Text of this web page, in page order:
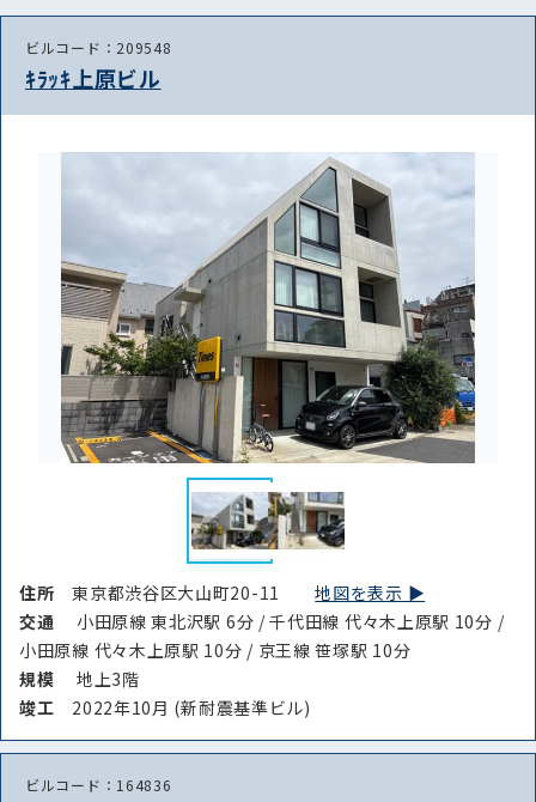
ビルコード：209548
ｷﾗｯｷ上原ビル
住所東京都渋谷区大山町20-11地図を表示 ▶︎
交通
小田原線 東北沢駅 6分 / 千代田線 代々木上原駅 10分 /
小田原線 代々木上原駅 10分 / 京王線 笹塚駅 10分
規模
地上3階
竣⼯ 2022年10月 (新耐震基準ビル)
ビルコード：164836